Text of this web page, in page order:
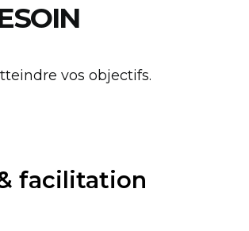
vos objectifs.
facilitation